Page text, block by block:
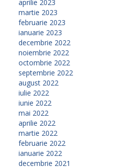
aprilie 2023
martie 2023
februarie 2023
ianuarie 2023
decembrie 2022
noiembrie 2022
octombrie 2022
septembrie 2022
august 2022
iulie 2022
iunie 2022
mai 2022
aprilie 2022
martie 2022
februarie 2022
ianuarie 2022
decembrie 2021